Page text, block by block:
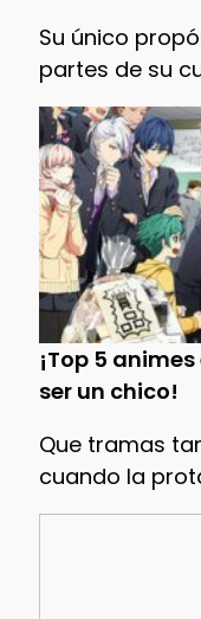
Su único
partes de su
¡Top 5
ser un chico!
Que tramas
cuando la